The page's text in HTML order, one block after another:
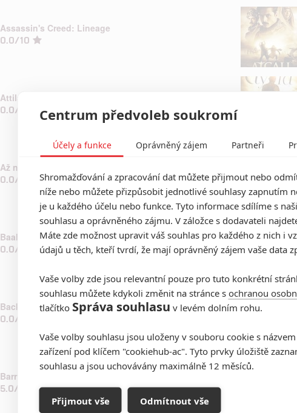
Assassin's Creed: Lineage
0.0/10
Attila
0.0/10
Až na dřeň!
0.0/10
Baahubali 2: The Conclusion
0.0/10
Back in Time
0.0/10
Barry Seal: Nebeský gauner
5.0/10
Centrum předvoleb soukromí
Účely a funkce Oprávněný zájem Partneři
Shromažďování a zpracování dat můžete přijmout nebo
níže nebo můžete přizpůsobit jednotlivé souhlasy zapnutím
je u každého účelu nebo funkce. Tyto informace sdílíme s
souhlasu a oprávněného zájmu. V záložce s dodavateli
Máte zde možnost upravit váš souhlas pro každého z nich i
údajů u těch, kteří tvrdí, že mají oprávněný zájem vaše data
Vaše volby zde jsou relevantní pouze pro tuto konkrétní
souhlasu můžete kdykoli změnit na stránce s ochranou
tlačítko Správa souhlasu v levém dolním rohu.
Vaše volby souhlasu jsou uloženy v souboru cookie s
zařízení pod klíčem "cookiehub-ac". Tyto prvky úložiště
souhlasu a jsou uchovávány maximálně 12 měsíců.
Přijmout vše Odmítnout vše